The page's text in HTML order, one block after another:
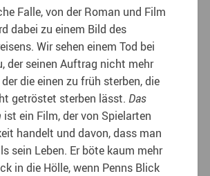
Falle, von der Roman und Film
dabei zu einem Bild des
Wir sehen einem Tod bei
der seinen Auftrag nicht mehr
die einen zu früh sterben, die
getröstet sterben lässt.Das
ist ein Film, der von Spielarten
handelt und davon, dass man
sein Leben. Er böte kaum mehr
in die Hölle, wenn Penns Blick